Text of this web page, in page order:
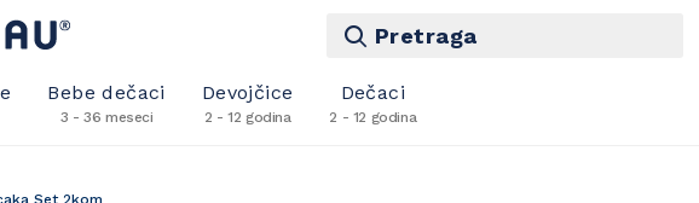
Pretraga
Bebe dečaci
3 - 36 meseci
Devojčice
2 - 12 godina
Dečaci
2 - 12 godina
Set 2kom